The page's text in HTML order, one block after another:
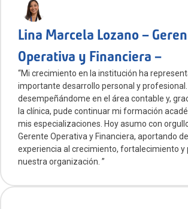
Lina Marcela Lozano –
Operativa y Financiera –
“Mi crecimiento en la institución ha
importante desarrollo personal y profesional.
desempeñándome en el área contable y,
la clínica, pude continuar mi formación
mis especializaciones. Hoy asumo con
Gerente Operativa y Financiera, aportando
experiencia al crecimiento, fortalecimiento y
nuestra organización. ”